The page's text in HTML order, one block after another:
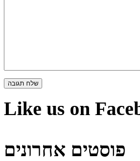
Like us on
פוסטים אחרונים